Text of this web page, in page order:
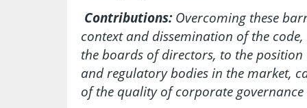
Contributions:Overcoming these
context and dissemination of the
the boards of directors, to the
and regulatory bodies in the market,
of the quality of corporate